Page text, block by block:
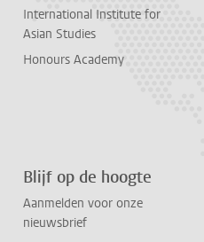
International Institute for
Asian Studies
Honours Academy
Blijf op de hoogte
Aanmelden voor onze
nieuwsbrief